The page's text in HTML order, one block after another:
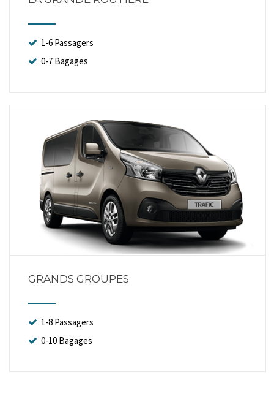
1-6 Passagers
0-7 Bagages
GRANDS GROUPES
1-8 Passagers
0-10 Bagages